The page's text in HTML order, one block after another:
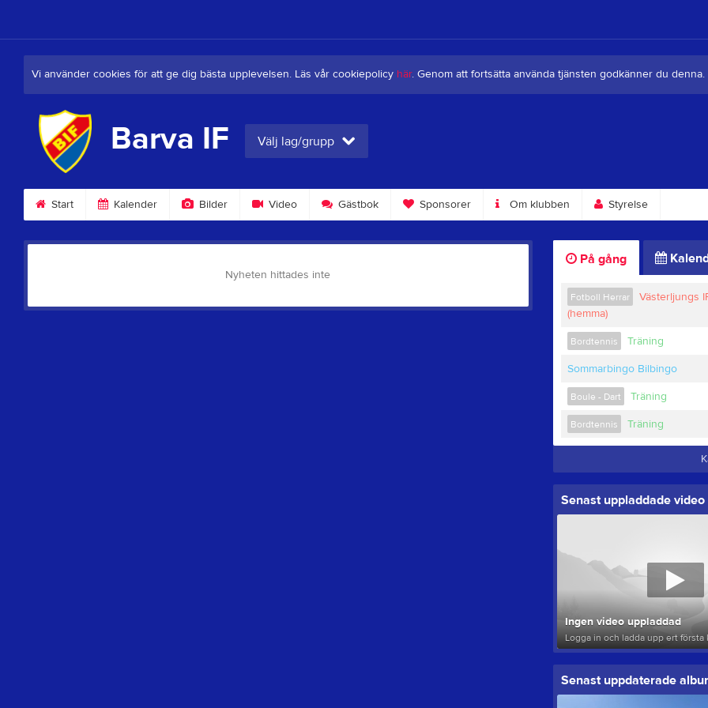
Vi använder cookies för att ge dig bästa upplevelsen. Läs vår cookiepolicy här. Genom att fortsätta använda tjänsten godkänner du denna.
Barva IF Välj lag/grupp
Start Kalender Bilder Video Gästbok Sponsorer Om klubben Styrelse
Nyheten hittades inte
På gång
Fotboll Herrar
Västerljungs
(hemma)
Bordtennis Träning
Sommarbingo Bilbingo
Boule - Dart Träning
Bordtennis Träning
Senast uppladdade video
Ingen video uppladdad
Logga in och ladda upp ert första
Senast uppdaterade